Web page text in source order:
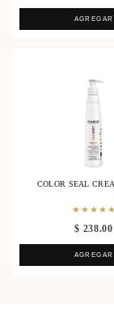
AGREGAR
COLOR SEAL
★★★★★
$ 238.00
AGREGAR